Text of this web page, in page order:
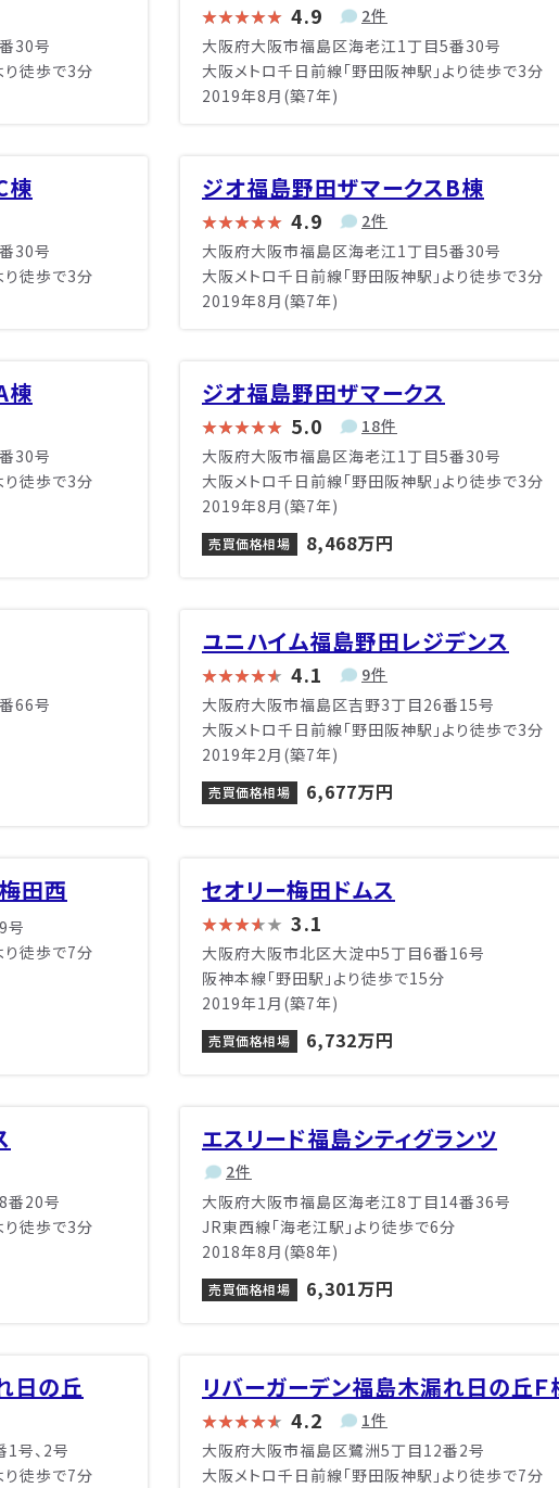
30号
り徒歩で3分
4.9
2件
大阪府大阪市福島区海老江1丁目5番30号
大阪メトロ千日前線「野田阪神駅」より徒歩で3分
2019年8月(築7年)
棟
30号
り徒歩で3分
ジオ福島野田ザマークスB棟
4.9
2件
大阪府大阪市福島区海老江1丁目5番30号
大阪メトロ千日前線「野田阪神駅」より徒歩で3分
2019年8月(築7年)
棟
30号
り徒歩で3分
ジオ福島野田ザマークス
5.0
18件
大阪府大阪市福島区海老江1丁目5番30号
大阪メトロ千日前線「野田阪神駅」より徒歩で3分
2019年8月(築7年)
売買価格相場 8,468万円
66号
ユニハイム福島野田レジデンス
4.1
9件
大阪府大阪市福島区吉野3丁目26番15号
大阪メトロ千日前線「野田阪神駅」より徒歩で3分
2019年2月(築7年)
売買価格相場 6,677万円
田西
号
り徒歩で7分
セオリー梅田ドムス
3.1
大阪府大阪市北区大淀中5丁目6番16号
阪神本線「野田駅」より徒歩で15分
2019年1月(築7年)
売買価格相場 6,732万円
番20号
り徒歩で3分
エスリード福島シティグランツ
2件
大阪府大阪市福島区海老江8丁目14番36号
JR東西線「海老江駅」より徒歩で6分
2018年8月(築8年)
売買価格相場 6,301万円
日の丘
号、2号
り徒歩で7分
リバーガーデン福島木漏れ日の丘Ｆ
4.2
1件
大阪府大阪市福島区鷺洲5丁目12番2号
大阪メトロ千日前線「野田阪神駅」より徒歩で7分